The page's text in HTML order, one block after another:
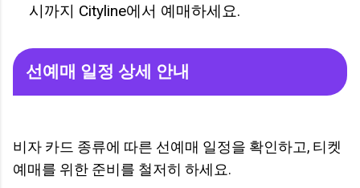
시까지 Cityline에서 예매하세요.
선예매 일정 상세 안내
비자 카드 종류에 따른 선예매 일정을 확인하고, 티켓
예매를 위한 준비를 철저히 하세요.